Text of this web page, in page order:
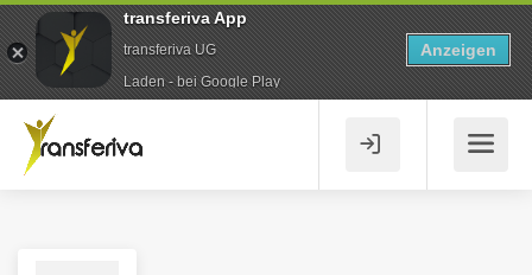
transferiva App
transferiva UG
Laden - bei Google Play
Anzeigen